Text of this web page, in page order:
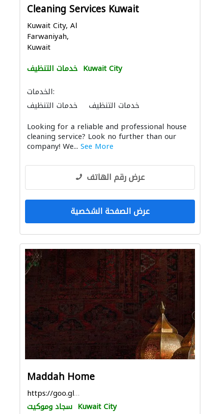
Cleaning Services Kuwait
Kuwait City, Al
Farwaniyah,
Kuwait
خدمات التنظيف Kuwait City
الخدمات:
خدمات التنظيف
خدمات التنظيف
Looking for a reliable and professional house
cleaning service? Look no further than our
company! We... See More
عرض رقم الهاتف
عرض الصفحة الشخصية
Maddah Home
https://goo.gl/maps/NBbceX5tyTAxbmwHA
سجاد وموكيت Kuwait City